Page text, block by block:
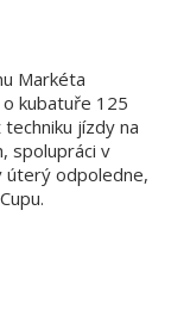
Markéta
kubatuře 125
jízdy na
spolupráci v
úterý odpoledne,